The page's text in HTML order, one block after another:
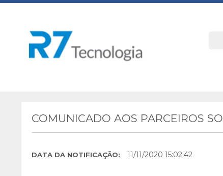
COMUNICADO AOS PARCEIROS
DATA DA NOTIFICAÇÃO: 11/11/2020 15:02:42